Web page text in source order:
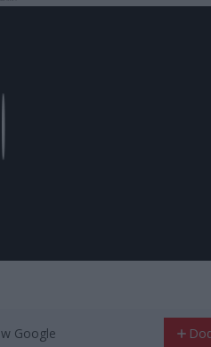
Google